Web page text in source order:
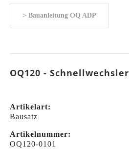
> Bauanleitung OQ ADP
OQ120 - Schnellwechsler
Artikelart:
Bausatz
Artikelnummer:
OQ120-0101